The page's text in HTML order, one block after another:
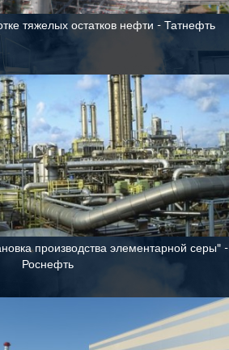
тяжелых остатков нефти - Татнефть
производства элементарной серы" -
Роснефть